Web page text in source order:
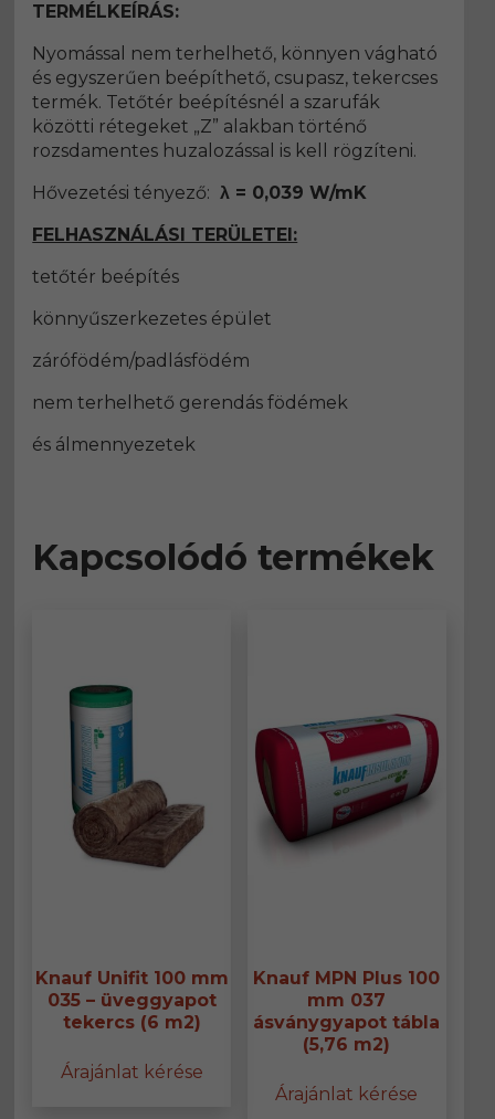
TERMÉLKEÍRÁS:
Nyomással nem terhelhető, könnyen vágható
és egyszerűen beépíthető, csupasz, tekercses
termék. Tetőtér beépítésnél a szarufák
közötti rétegeket „Z” alakban történő
rozsdamentes huzalozással is kell rögzíteni.
Hővezetési tényező: λ = 0,039 W/mK
FELHASZNÁLÁSI TERÜLETEI:
tetőtér beépítés
könnyűszerkezetes épület
zárófödém/padlásfödém
nem terhelhető gerendás födémek
és álmennyezetek
Kapcsolódó termékek
Knauf Unifit 100 mm
035 – üveggyapot
tekercs (6 m2)
Árajánlat kérése
Knauf MPN Plus 100
mm 037
ásványgyapot tábla
(5,76 m2)
Árajánlat kérése